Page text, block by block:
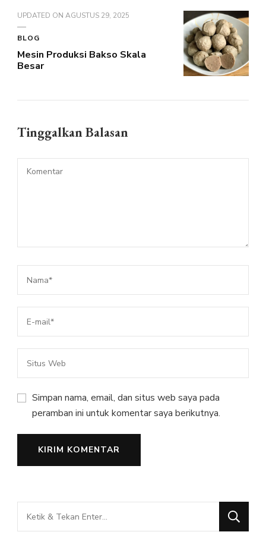
UPDATED ON AGUSTUS 29, 2025
BLOG
Mesin Produksi Bakso Skala
Besar
Tinggalkan Balasan
Simpan nama, email, dan situs web saya pada
peramban ini untuk komentar saya berikutnya.
Mencari
Sesuatu?